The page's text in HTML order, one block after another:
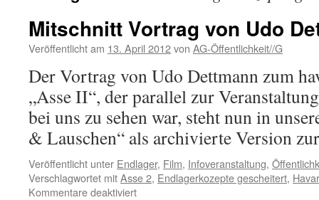
Mitschnitt Vortrag von Udo
Veröffentlicht am 13. April 2012von AG-Öffentlichkeit//G
Der Vortrag von Udo Dettmann zum
„Asse II“, der parallel zur
bei uns zu sehen war, steht nun in
& Lauschen“ als archivierte Version
Veröffentlicht unter Endlager, Film, Infoveranstaltung,
Verschlagwortet mitAsse 2, Endlagerkozepte gescheitert,
Kommentare deaktiviertfür